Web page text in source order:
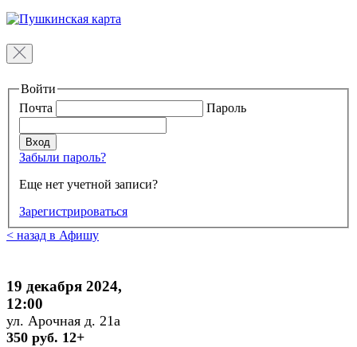
Войти
Почта
Пароль
Забыли пароль?
Еще нет учетной записи?
Зарегистрироваться
< назад в Афишу
19 декабря 2024,
12:00
ул. Арочная д. 21а
350 руб. 12+